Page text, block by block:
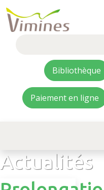
Bibliothèque
Paiement en ligne
Actualités